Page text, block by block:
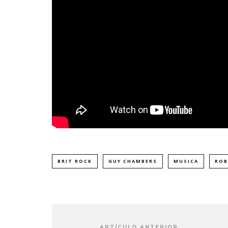
BRIT ROCK GUY CHAMBERS MUSICA